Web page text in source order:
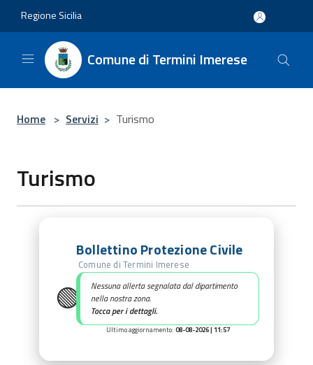
Regione Sicilia
Comune di Termini Imerese
Home > Servizi > Turismo
Turismo
🟢
Bollettino Protezione Civile
Comune di Termini Imerese
Nessuna allerta segnalata dal dipartimento
nella nostra zona.
Tocca per i dettagli.
Ultimo aggiornamento: 08-08-2026 | 11:57